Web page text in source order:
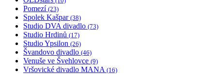
Pomezí (23)
Spolek Kašpar (38)
Studio DVA divadlo (73)
Studio Hrdinů (17)
Studio Ypsilon (26)
Švandovo divadlo (46)
Venuše ve Švehlovce (9)
Vršovické divadlo MANA (16)